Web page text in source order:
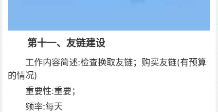
第十一、友链建设
工作内容简述:检查换取友链；购买友链(有预算
的情况)
重要性:重要；
频率:每天